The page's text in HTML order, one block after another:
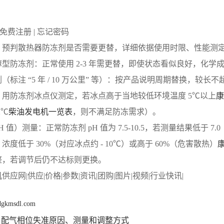
费注册 | 忘记密码
判散热器防冻剂是否需要更替，详细依据使用时限、性能测
防冻剂：正常使用 2-3 年需更替，即使状态看似良好，化学
标注 “5 年 / 10 万公里” 等）：按产品说明周期替换，较长不
用防冻剂冰点仪测定，若冰点高于当地较低环境温度 5℃以上
柴油发电机一览表 ，则不满足防冻需求）。
值）测量：正常防冻剂 pH 值为 7.5-10.5，若测量结果低于
度低于 30%（对应冰点约 - 10℃）或高于 60%（危害散热）
若调节后仍不达标则更换。
应网|供应|价格|参数|资讯|团购|图片|视频|行业快讯|
气相位失准原因、测量和调整方式